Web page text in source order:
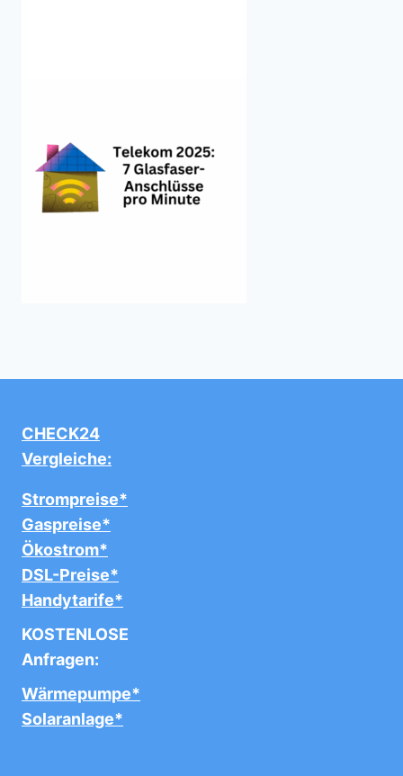
CHECK24
Vergleiche:
Strompreise*
Gaspreise*
Ökostrom*
DSL-Preise*
Handytarife*
KOSTENLOSE
Anfragen:
Wärmepumpe*
Solaranlage*